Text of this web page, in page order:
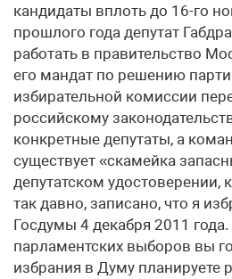
кандидаты вплоть до 16-го
прошлого года депутат
работать в правительство
его мандат по решению
избирательной комиссии
российскому
конкретные депутаты, а
существует «скамейка
депутатском удостоверении,
так давно, записано, что я
Госдумы 4 декабря 2011
парламентских выборов вы
избрания в Думу планируете